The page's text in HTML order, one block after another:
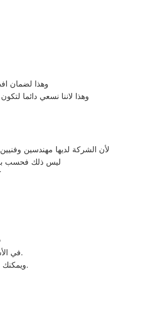
وهذا لضمان
وهذا لاننا نسعي دائما
لأن الشركة لديها مهندسين
ليس ذلك فحسب بل
فيعند مواجهة أي مشكلة في أجهزتك ليقدم لك الصيانة المتكافئة.
وسيتم تقديمها لك في غضون 24 ساعة فقط.